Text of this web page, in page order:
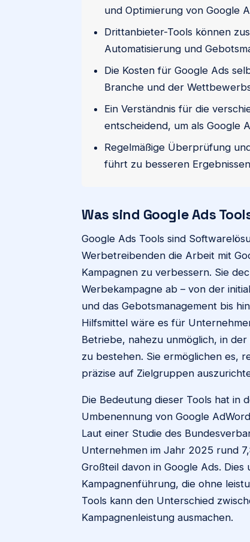
und Optimierung von Google
Drittanbieter-Tools können
Automatisierung und
Die Kosten für Google Ads
Branche und der
Ein Verständnis für die
entscheidend, um als Google
Regelmäßige Überprüfung
führt zu besseren
Was sind Google Ads
Google Ads Tools sind
Werbetreibenden die Arbeit mit
Kampagnen zu verbessern. Sie
Werbekampagne ab – von der
und das Gebotsmanagement bis
Hilfsmittel wäre es für
Betriebe, nahezu unmöglich, in
zu bestehen. Sie ermöglichen es,
präzise auf Zielgruppen
Die Bedeutung dieser Tools hat in
Umbenennung von Google
Laut einer Studie des
Unternehmen im Jahr 2025 rund
Großteil davon in Google Ads.
Kampagnenführung, die ohne
Tools kann den Unterschied
Kampagnenleistung ausmachen.